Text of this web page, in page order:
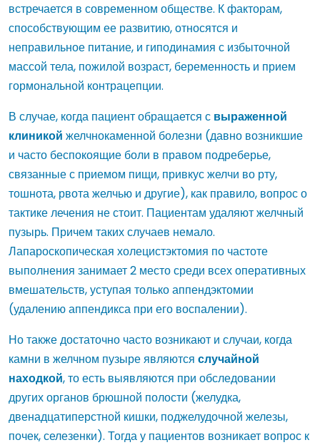
встречается в современном обществе. К факторам,
способствующим ее развитию, относятся и
неправильное питание, и гиподинамия с избыточной
массой тела, пожилой возраст, беременность и прием
гормональной контрацепции.
В случае, когда пациент обращается с выраженной
клиникой желчнокаменной болезни (давно возникшие
и часто беспокоящие боли в правом подреберье,
связанные с приемом пищи, привкус желчи во рту,
тошнота, рвота желчью и другие), как правило, вопрос о
тактике лечения не стоит. Пациентам удаляют желчный
пузырь. Причем таких случаев немало.
Лапароскопическая холецистэктомия по частоте
выполнения занимает 2 место среди всех оперативных
вмешательств, уступая только аппендэктомии
(удалению аппендикса при его воспалении).
Но также достаточно часто возникают и случаи, когда
камни в желчном пузыре являются случайной
находкой, то есть выявляются при обследовании
других органов брюшной полости (желудка,
двенадцатиперстной кишки, поджелудочной железы,
почек, селезенки). Тогда у пациентов возникает вопрос к